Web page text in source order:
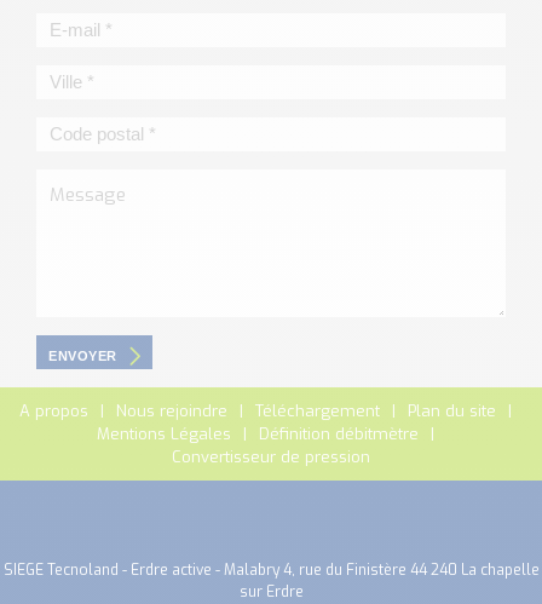
ENVOYER
A propos Nous rejoindre Téléchargement
Plan du site
Mentions Légales
Définition débitmètre
Convertisseur de pression
SIEGE Tecnoland - Erdre active - Malabry 4, rue du Finistère 44 240 La chapelle
sur Erdre